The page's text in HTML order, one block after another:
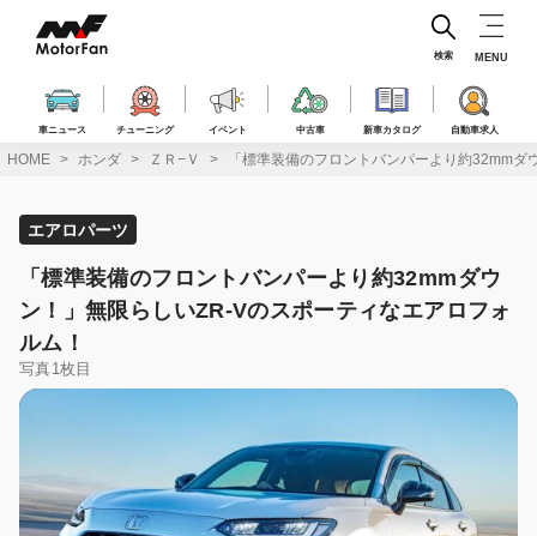
ス
車ニュース チューニング イベント 中古車 新車カタログ 自動車求人
検索 MENU
HOME ホンダ ＺＲ−Ｖ 「標準装備のフロントバンパーより約32mm
エアロパーツ
「標準装備のフロントバンパーより約32mmダウ
ン！」無限らしいZR-Vのスポーティなエアロフォ
ルム！
写真1枚目